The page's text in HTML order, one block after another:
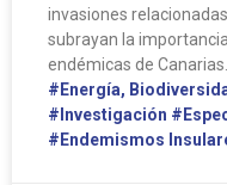
invasiones
subrayan la
endémicas de
#Energía,
#Investigación
#Endemismos